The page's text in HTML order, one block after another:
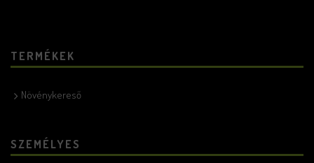
TERMÉKEK
Növénykereső
SZEMÉLYES